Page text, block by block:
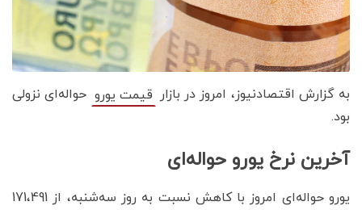
به گزارش اقتصادنیوز، امروز در بازار قیمت یورو حواله‌ای نزولی
بود.
آخرین نرخ یورو حواله‌ای
یورو حواله‌ای امروز با کاهش نسبت به روز سه‌شنبه، از 171،491